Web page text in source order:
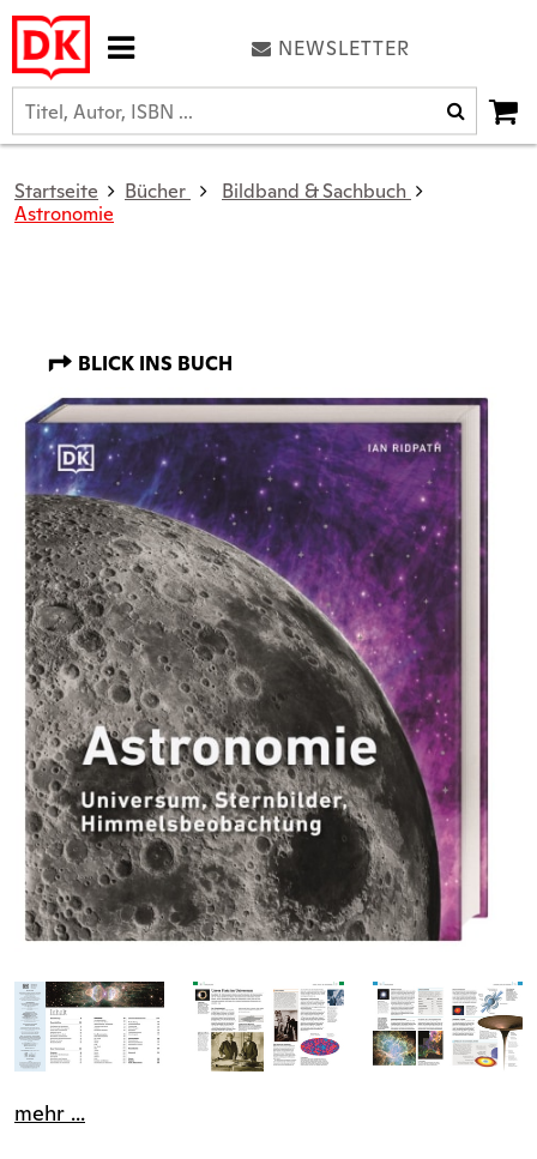
NEWSLETTER
Startseite Bücher
Bildband & Sachbuch
Astronomie
BLICK INS BUCH
mehr ...